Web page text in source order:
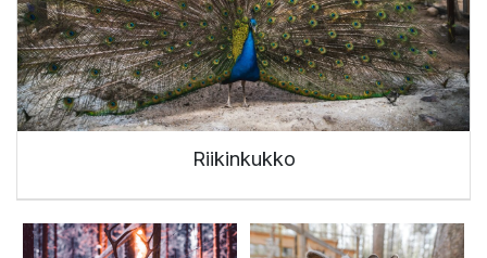
Riikinkukko